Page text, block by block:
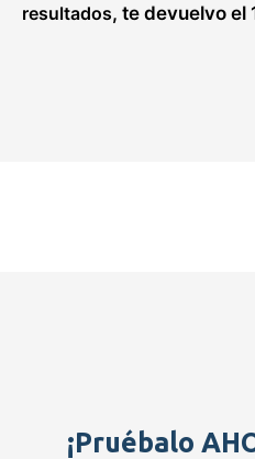
resultados, te devuelvo el
¡Pruébalo